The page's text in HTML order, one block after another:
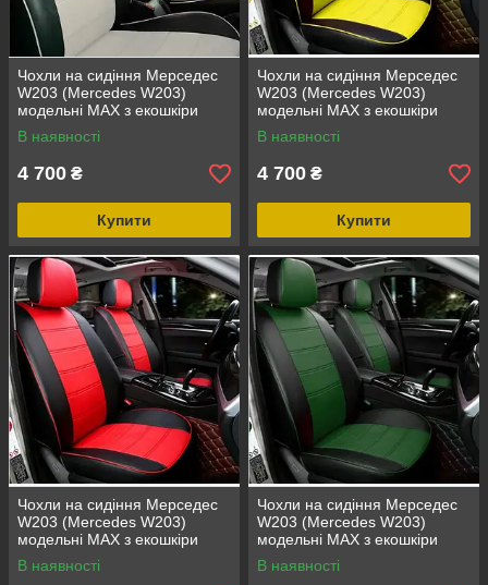
Чохли на сидіння Мерседес
W203 (Mercedes W203)
модельні MAX з екошкіри
Чорно-білий
В наявності
4 700 ₴
Купити
Чохли на сидіння Мерседес
W203 (Mercedes W203)
модельні MAX з екошкіри
Чорно-жовтий
В наявності
4 700 ₴
Купити
Чохли на сидіння Мерседес
W203 (Mercedes W203)
модельні MAX з екошкіри
Чорно-червоний
В наявності
Чохли на сидіння Мерседес
W203 (Mercedes W203)
модельні MAX з екошкіри
Чорно-зелений
В наявності